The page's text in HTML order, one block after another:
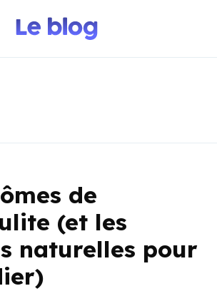
de
(et les
naturelles pour